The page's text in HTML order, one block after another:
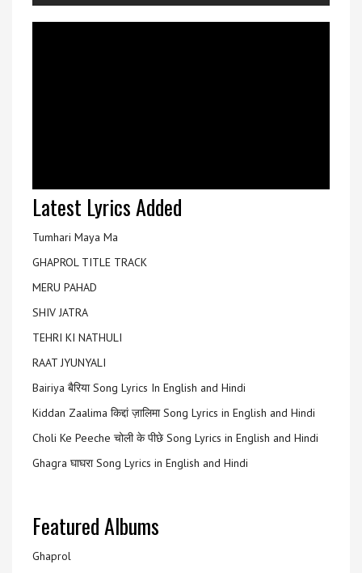
Latest Lyrics Added
Tumhari Maya Ma
GHAPROL TITLE TRACK
MERU PAHAD
SHIV JATRA
TEHRI KI NATHULI
RAAT JYUNYALI
Bairiya बैरिया Song Lyrics In English and Hindi
Kiddan Zaalima किद्दां ज़ालिमा Song Lyrics in English and Hindi
Choli Ke Peeche चोली के पीछे Song Lyrics in English and Hindi
Ghagra घाघरा Song Lyrics in English and Hindi
Featured Albums
Ghaprol